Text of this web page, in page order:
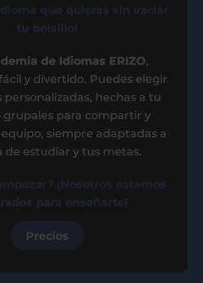
que quieras sin vaciar
tu bolsillo!
de Idiomas ERIZO,
y divertido. Puedes elegir
personalizadas, hechas a tu
grupales para compartir y
siempre adaptadas a
de estudiar y tus metas.
¡Nosotros estamos
para enseñarte!
Precios